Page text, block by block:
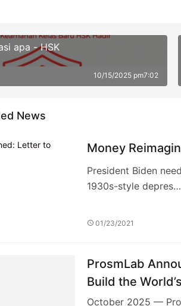
apa - HSK
10/15/2025 pm7:02
News
Money
President Biden
1930s-style depres…
01/23/2021
ProsmLab
Build the
Finance
October 2025 —